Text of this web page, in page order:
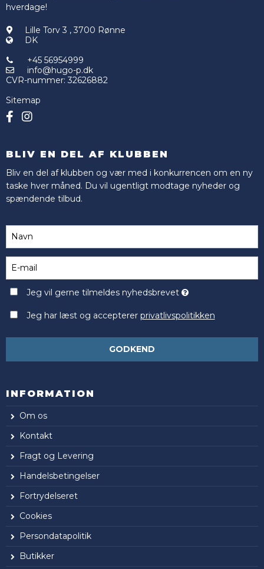
hverdage!
Lille Torv 3 ,3700 Rønne
DK
+45 56954999
info@hugo-p.dk
CVR-nummer: 32626882
Sitemap
BLIV EN DEL AF KLUBBEN
Bliv en del af klubben og vær med i konkurrencen om en ny
taske hver måned. Du vil ugentligt modtage nyheder og
spændende tilbud.
Jeg vil gerne tilmeldes nyhedsbrevet
Jeg har læst og accepterer privatlivspolitikken
GODKEND
INFORMATION
Om os
Kontakt
Fragt og Levering
Handelsbetingelser
Fortrydelseret
Cookies
Persondatapolitik
Butikker